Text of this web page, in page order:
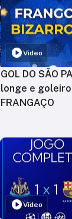
Vídeo
GOL DO SÃO
longe e
FRANGAÇO
Vídeo